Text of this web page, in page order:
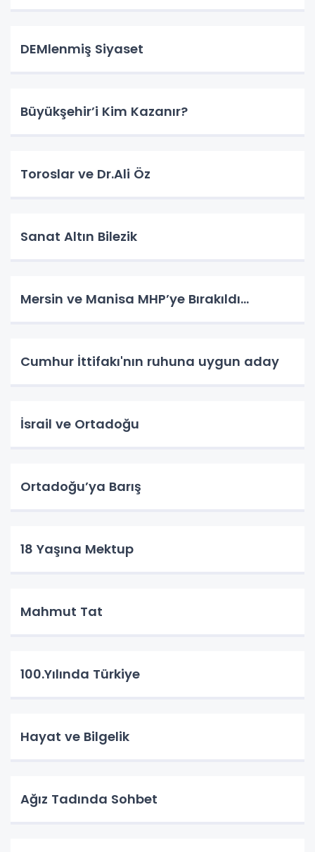
DEMlenmiş Siyaset
Büyükşehir’i Kim Kazanır?
Toroslar ve Dr.Ali Öz
Sanat Altın Bilezik
Mersin ve Manisa MHP’ye Bırakıldı…
Cumhur İttifakı'nın ruhuna uygun aday
İsrail ve Ortadoğu
Ortadoğu’ya Barış
18 Yaşına Mektup
Mahmut Tat
100.Yılında Türkiye
Hayat ve Bilgelik
Ağız Tadında Sohbet